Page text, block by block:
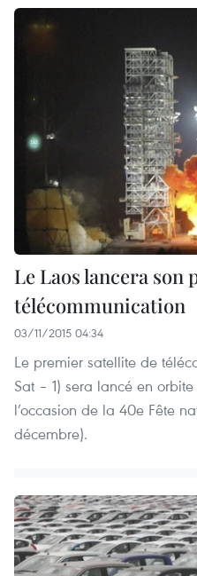
Le Laos lancera
télécommunication
03/11/2015 04:34
Le premier satellite de
Sat – 1) sera lancé en
l’occasion de la 40e Fête
décembre).